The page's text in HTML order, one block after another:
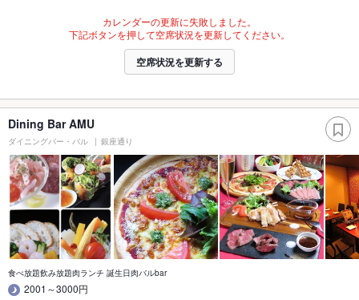
カレンダーの更新に失敗しました。
下記ボタンを押して空席状況を更新してください。
空席状況を更新する
Dining Bar AMU
ダイニングバー・バル 銀座通り
食べ放題飲み放題肉ランチ 誕生日肉バルbar
2001～3000円